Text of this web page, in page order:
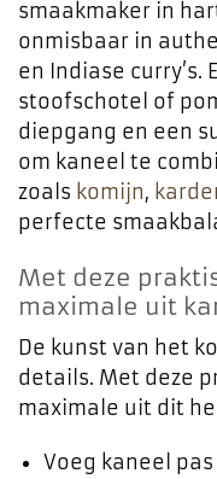
smaakmaker in
onmisbaar in
en Indiase curry’s.
stoofschotel of
diepgang en een
om kaneel te
zoals komijn,
perfecte
Met deze
maximale uit
De kunst van het
details. Met deze
maximale uit dit
Voeg kaneel